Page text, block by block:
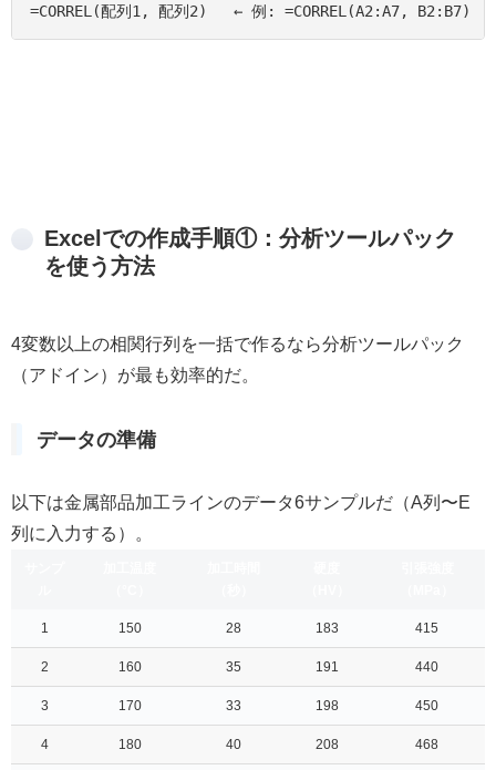
=CORREL(配列1, 配列2)   ← 例: =CORREL(A2:A7, B2:B7)
Excelでの作成手順①：分析ツールパック
を使う方法
4変数以上の相関行列を一括で作るなら分析ツールパック
（アドイン）が最も効率的だ。
データの準備
以下は金属部品加工ラインのデータ6サンプルだ（A列〜E
列に入力する）。
1 150 28 183 415
2 160 35 191 440
3 170 33 198 450
4 180 40 208 468